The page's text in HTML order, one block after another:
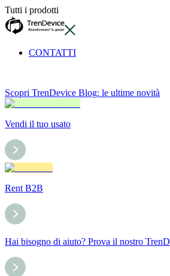
Tutti i prodotti
CONTATTI
Scopri TrenDevice Blog: le ultime novità
Vendi il tuo usato
Rent B2B
Hai bisogno di aiuto? Prova il nostro